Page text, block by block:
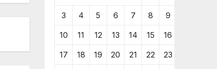
3 4 5 6 7 8 9
10 11 12 13 14 15 16
17 18 19 20 21 22 23